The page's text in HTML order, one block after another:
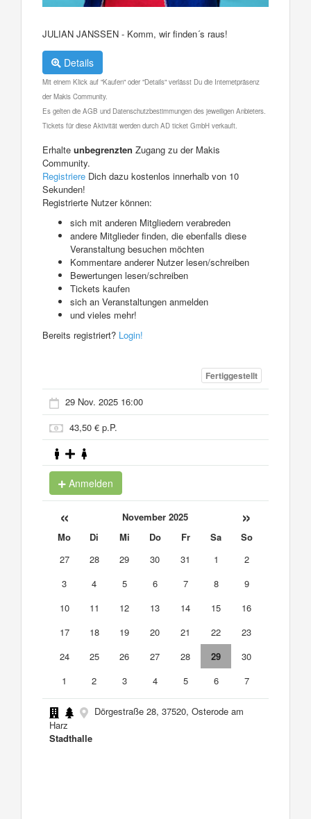
JULIAN JANSSEN - Komm, wir finden´s raus!
Details
Mit einem Klick auf "Kaufen" oder "Details" verlässt Du die Internetpräsenz
der Makis Community.
Es gelten die AGB und Datenschutzbestimmungen des jeweiligen Anbieters.
Tickets für diese Aktivität werden durch AD ticket GmbH verkauft.
Erhalte unbegrenzten Zugang zu der Makis
Community.
Registriere Dich dazu kostenlos innerhalb von 10
Sekunden!
Registrierte Nutzer können:
sich mit anderen Mitgliedern verabreden
andere Mitglieder finden, die ebenfalls diese
Veranstaltung besuchen möchten
Kommentare anderer Nutzer lesen/schreiben
Bewertungen lesen/schreiben
Tickets kaufen
sich an Veranstaltungen anmelden
und vieles mehr!
Bereits registriert? Login!
Fertiggestellt
29 Nov. 2025 16:00
43,50 € p.P.
Anmelden
« November 2025 »
Mo Di Mi Do Fr Sa
So
27
28 29 30 31 1
2
3
4 5 6 7 8
9
10
11 12 13 14 15
16
17
18 19 20 21 22
23
24
25 26 27 28 29
30
1
2 3 4 5 6 7
Dörgestraße 28, 37520, Osterode am
Harz
Stadthalle